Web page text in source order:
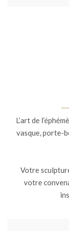
L’art de
vasque, porte-
Votre
votre